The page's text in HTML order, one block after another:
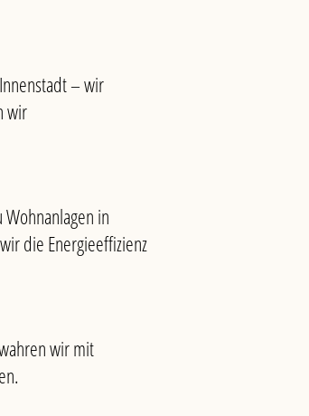
– wir
wir
in
die Energieeffizienz
wir mit